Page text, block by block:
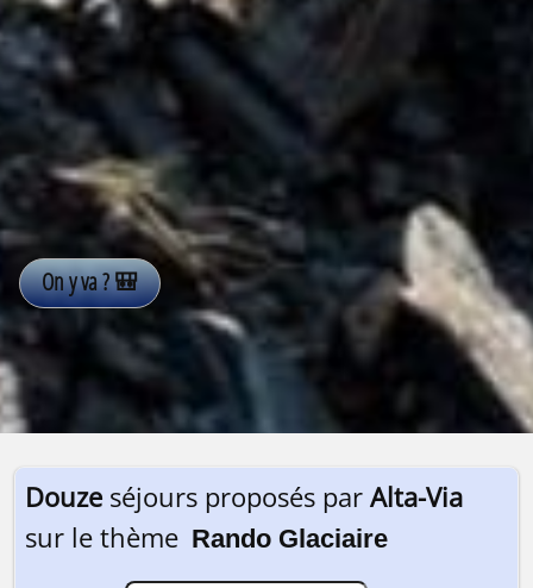
Douze séjours proposés par Alta-Via
sur le thème Rando Glaciaire